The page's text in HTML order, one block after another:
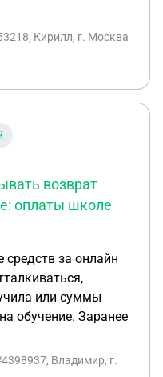
от университета
в нем нет
возврат д/с
что гос-
средства за мое
ли это считаться
Кирилл, г. Москва
возврат
оплаты школе
за онлайн
или суммы
обучение. Заранее
Владимир, г.